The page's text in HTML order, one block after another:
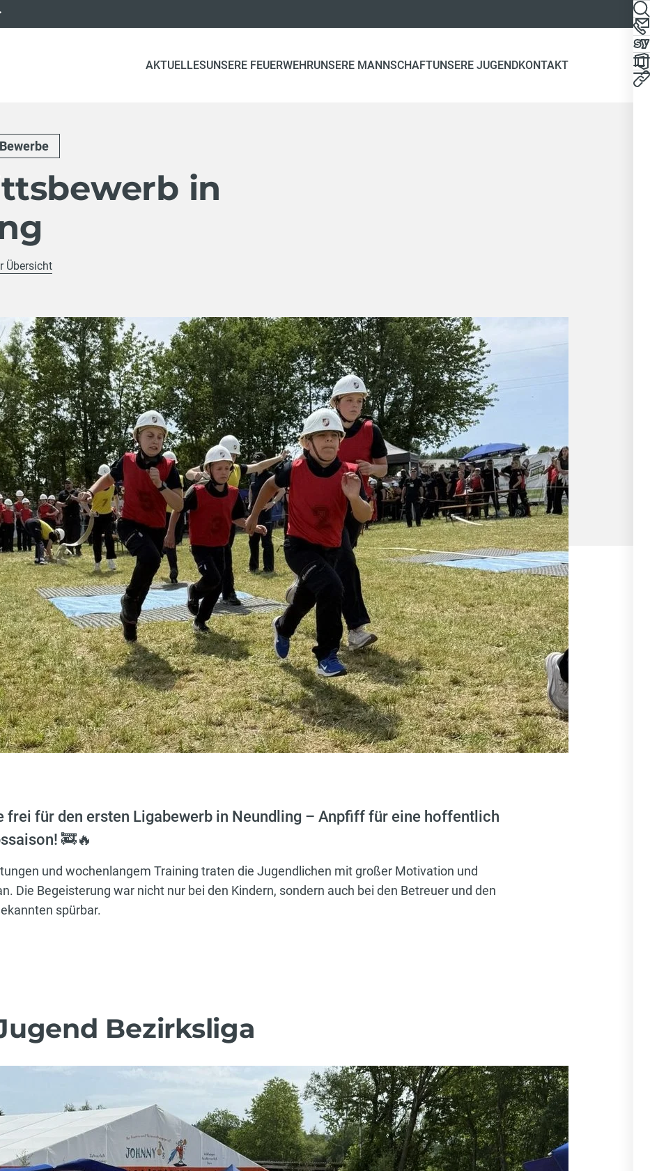
AKTUELLESUNSERE FEUERWEHRUNSERE MANNSCHAFTUNSERE JUGENDKONTAKT
in
Übersicht
frei für den ersten Ligabewerb in Neundling – Anpfiff für eine hoffentlich
🚒🔥
und wochenlangem Training traten die Jugendlichen mit großer Motivation und
Die Begeisterung war nicht nur bei den Kindern, sondern auch bei den Betreuer und den
spürbar.
Bezirksliga